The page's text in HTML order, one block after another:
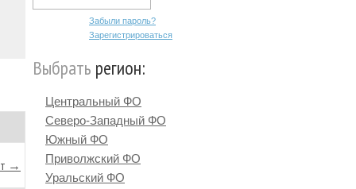
→
Забыли пароль?
Зарегистрироваться
Выбрать регион:
Центральный ФО
Северо-Западный ФО
Южный ФО
Приволжский ФО
Уральский ФО